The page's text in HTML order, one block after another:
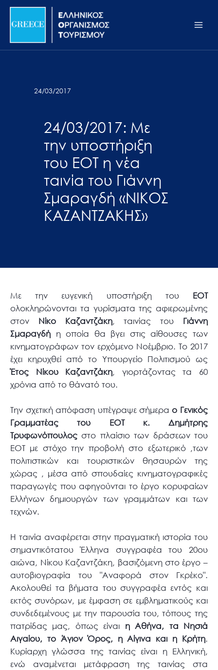
Σημείωση:
ιστότοπος
προσβασιμότητας.
Μετάβαση
περιεχόμενο
24/03/2017
24/03/2017: Με
την υποστήριξη
του ΕΟΤ η νέα
ταινία του Γιάννη
Σμαραγδή «ΝΙΚΟΣ
ΚΑΖΑΝΤΖΑΚΗΣ»
Με την ευγενική υποστήριξη του ΕΟΤ
ολοκληρώνονται τα γυρίσματα της αφιερωμένης
στον Νίκο Καζαντζάκη, ταινίας του Γιάννη
Σμαραγδή η οποία θα βγει στις αίθουσες των
κινηματογράφων τον ερχόμενο Νοέμβριο. Το 2017
έχει κηρυχθεί από το Υπουργείο Πολιτισμού ως
Έτος Νίκου Καζαντζάκη, γιορτάζοντας τα 60
χρόνια από το θάνατό του.
Την σχετική απόφαση υπέγραψε σήμεραο Γενικός
Γραμματέας του ΕΟΤ κ. Δημήτρης
Τρυφωνόπουλος στο πλαίσιο των δράσεων του
ΕΟΤ με στόχο την προβολή στο εξωτερικό ,των
πολιτιστικών και τουριστικών θησαυρών της
χώρας , μέσα από σπουδαίες κινηματογραφικές
παραγωγές που αφηγούνται το έργο κορυφαίων
Ελλήνων δημιουργών των γραμμάτων και των
τεχνών.
Η ταινία αναφέρεται στην πραγματική ιστορία του
σημαντικότατου Έλληνα συγγραφέα του 20ου
αιώνα, Νίκου Καζαντζάκη, βασιζόμενη στο έργο –
αυτοβιογραφία του "Αναφορά στον Γκρέκο".
Ακολουθεί τα βήματα του συγγραφέα εντός και
εκτός συνόρων, με έμφαση σε εμβληματικούς και
συνδεδεμένους με την παρουσία του, τόπους της
πατρίδας μας, όπως είναι η Αθήνα, τα Νησιά
Αιγαίου, το Άγιον Όρος, η Αίγινα και η Κρήτη.
Κυρίαρχη γλώσσα της ταινίας είναι η Ελληνική,
ενώ αναμένεται μετάφραση της ταινίας στα